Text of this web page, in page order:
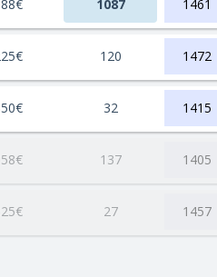
1087 1461
120 1472
32 1415
137 1405
27 1457